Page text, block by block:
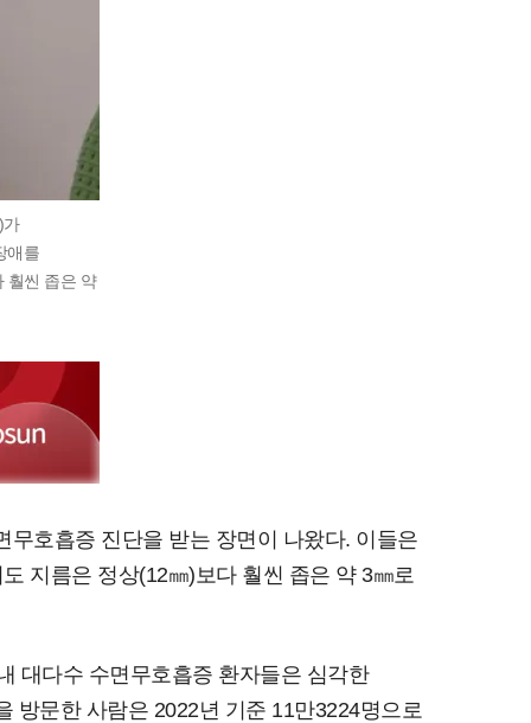
가
애를
훨씬 좁은 약
무호흡증 진단을 받는 장면이 나왔다. 이들은
지름은 정상(12㎜)보다 훨씬 좁은 약 3㎜로
대다수 수면무호흡증 환자들은 심각한
방문한 사람은 2022년 기준 11만3224명으로